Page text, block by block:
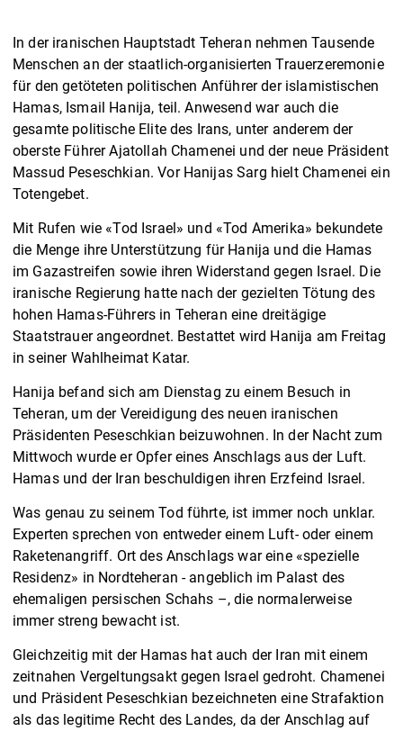
In der iranischen Hauptstadt Teheran nehmen Tausende
Menschen an der staatlich-organisierten Trauerzeremonie
für den getöteten politischen Anführer der islamistischen
Hamas, Ismail Hanija, teil. Anwesend war auch die
gesamte politische Elite des Irans, unter anderem der
oberste Führer Ajatollah Chamenei und der neue Präsident
Massud Peseschkian. Vor Hanijas Sarg hielt Chamenei ein
Totengebet.
Mit Rufen wie «Tod Israel» und «Tod Amerika» bekundete
die Menge ihre Unterstützung für Hanija und die Hamas
im Gazastreifen sowie ihren Widerstand gegen Israel. Die
iranische Regierung hatte nach der gezielten Tötung des
hohen Hamas-Führers in Teheran eine dreitägige
Staatstrauer angeordnet. Bestattet wird Hanija am Freitag
in seiner Wahlheimat Katar.
Hanija befand sich am Dienstag zu einem Besuch in
Teheran, um der Vereidigung des neuen iranischen
Präsidenten Peseschkian beizuwohnen. In der Nacht zum
Mittwoch wurde er Opfer eines Anschlags aus der Luft.
Hamas und der Iran beschuldigen ihren Erzfeind Israel.
Was genau zu seinem Tod führte, ist immer noch unklar.
Experten sprechen von entweder einem Luft- oder einem
Raketenangriff. Ort des Anschlags war eine «spezielle
Residenz» in Nordteheran - angeblich im Palast des
ehemaligen persischen Schahs –, die normalerweise
immer streng bewacht ist.
Gleichzeitig mit der Hamas hat auch der Iran mit einem
zeitnahen Vergeltungsakt gegen Israel gedroht. Chamenei
und Präsident Peseschkian bezeichneten eine Strafaktion
als das legitime Recht des Landes, da der Anschlag auf